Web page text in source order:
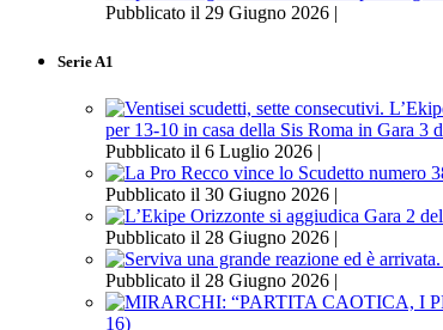
Pubblicato il 29 Giugno 2026 |
Serie A1
per 13-10 in casa della Sis Roma in Gara 3
Pubblicato il 6 Luglio 2026 |
Pubblicato il 30 Giugno 2026 |
Pubblicato il 28 Giugno 2026 |
Pubblicato il 28 Giugno 2026 |
16)